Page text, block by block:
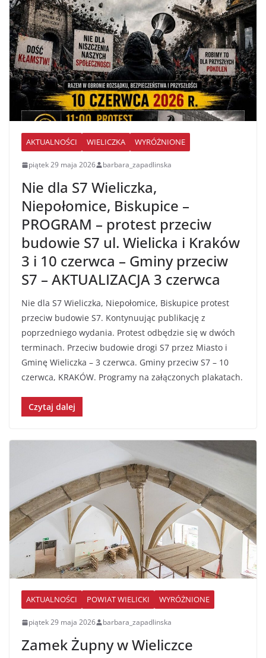
AKTUALNOŚCI WIELICZKA WYRÓŻNIONE
piątek 29 maja 2026 barbara_zapadlinska
Nie dla S7 Wieliczka,
Niepołomice, Biskupice –
PROGRAM – protest przeciw
budowie S7 ul. Wielicka i Kraków
3 i 10 czerwca – Gminy przeciw
S7 – AKTUALIZACJA 3 czerwca
Nie dla S7 Wieliczka, Niepołomice, Biskupice protest
przeciw budowie S7. Kontynuując publikację z
poprzedniego wydania. Protest odbędzie się w dwóch
terminach. Przeciw budowie drogi S7 przez Miasto i
Gminę Wieliczka – 3 czerwca. Gminy przeciw S7 – 10
czerwca, KRAKÓW. Programy na załączonych plakatach.
Czytaj dalej
AKTUALNOŚCI POWIAT WIELICKI WYRÓŻNIONE
piątek 29 maja 2026 barbara_zapadlinska
Zamek Żupny w Wieliczce